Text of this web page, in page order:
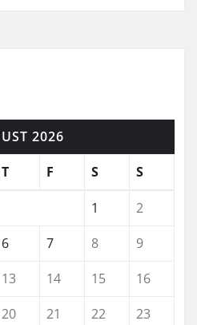
2026
T F S S
1
2
6 7 8
9
13 14 15
16
20 21 22
23